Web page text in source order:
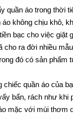
quần áo trong thời
không chịu khô,
bạc cho việc giặt
cho ra đời nhiều
đó có sản phẩm
quần áo của
bẩn, rách như khi
mặc với mùi thơm